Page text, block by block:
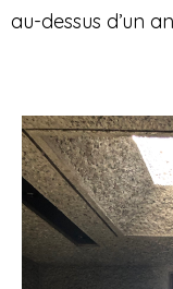
au-dessus d’un